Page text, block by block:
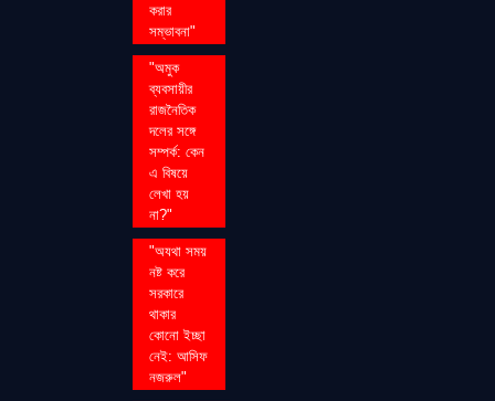
করার
সম্ভাবনা"
"অমুক
ব্যবসায়ীর
রাজনৈতিক
দলের সঙ্গে
সম্পর্ক: কেন
এ বিষয়ে
লেখা হয়
না?"
"অযথা সময়
নষ্ট করে
সরকারে
থাকার
কোনো ইচ্ছা
নেই: আসিফ
নজরুল"